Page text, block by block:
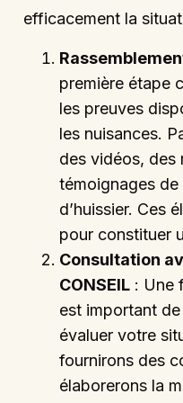
efficacement la
première étape
les preuves
les nuisances.
des vidéos, des
témoignages
d’huissier. Ces
pour constituer
Consultation
CONSEIL : Une
est important
évaluer votre
fournirons des
élaborerons la